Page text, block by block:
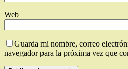
Web
Guarda mi nombre, correo
navegador para la próxima vez que